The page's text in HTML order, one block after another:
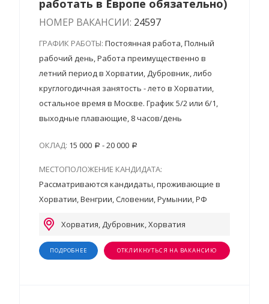
работать в Европе обязательно)
НОМЕР ВАКАНСИИ: 24597
ГРАФИК РАБОТЫ: Постоянная работа, Полный
рабочий день, Работа преимущественно в
летний период в Хорватии, Дубровник, либо
круглогодичная занятость - лето в Хорватии,
остальное время в Москве. График 5/2 или 6/1,
выходные плавающие, 8 часов/день
ОКЛАД: 15 000 - 20 000
МЕСТОПОЛОЖЕНИЕ КАНДИДАТА:
Рассматриваются кандидаты, проживающие в
Хорватии, Венгрии, Словении, Румынии, РФ
Хорватия, Дубровник, Хорватия
ПОДРОБНЕЕ ОТКЛИКНУТЬСЯ НА ВАКАНСИЮ